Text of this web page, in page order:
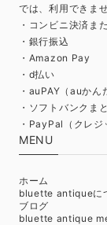
では、利用できま
・コンビニ決済ま
・銀行振込
・Amazon Pay
・d払い
・auPAY（auかん
・ソフトバンクま
・PayPal（クレジ
MENU
ホーム
bluette antiqueに
ブログ
bluette antique